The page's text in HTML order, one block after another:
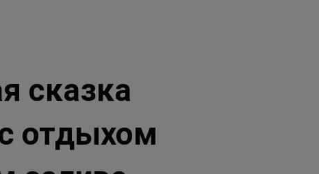
сказка
отдыхом